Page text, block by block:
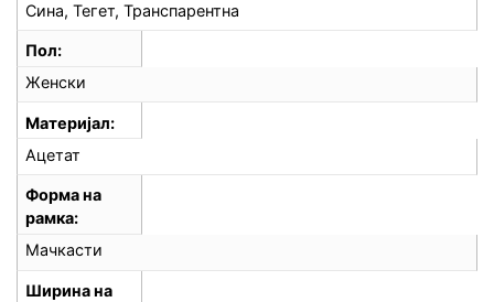
Сина, Тегет, Транспарентна
Пол
Женски
Материјал
Ацетат
Форма на
рамка
Мачкасти
Ширина на